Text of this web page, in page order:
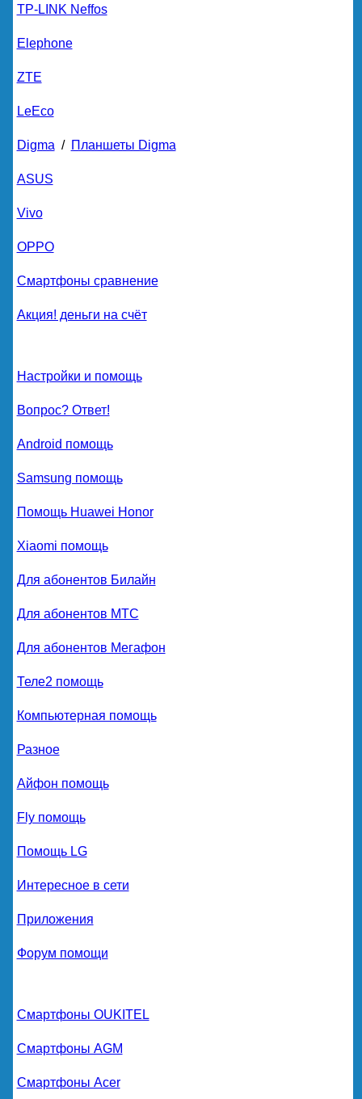
TP-LINK Neffos
Elephone
ZTE
LeEco
Digma / Планшеты Digma
ASUS
Vivo
OPPO
Смартфоны сравнение
Акция! деньги на счёт
Настройки и помощь
Вопрос? Ответ!
Android помощь
Samsung помощь
Помощь Huawei Honor
Xiaomi помощь
Для абонентов Билайн
Для абонентов МТС
Для абонентов Мегафон
Теле2 помощь
Компьютерная помощь
Разное
Айфон помощь
Fly помощь
Помощь LG
Интересное в сети
Приложения
Форум помощи
Смартфоны OUKITEL
Смартфоны AGM
Смартфоны Acer